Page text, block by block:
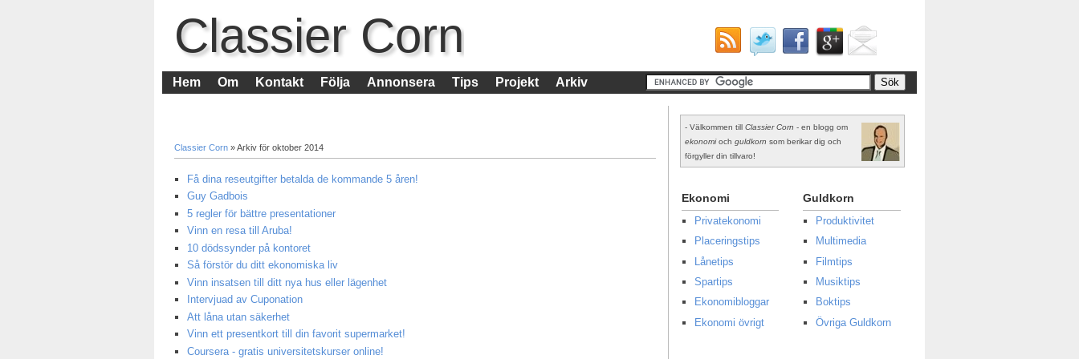
Classier Corn
Hem Om Kontakt Följa Annonsera Tips Projekt Arkiv
Classier Corn » Arkiv för oktober 2014
Få dina reseutgifter betalda de kommande 5 åren!
Guy Gadbois
5 regler för bättre presentationer
Vinn en resa till Aruba!
10 dödssynder på kontoret
Så förstör du ditt ekonomiska liv
Vinn insatsen till ditt nya hus eller lägenhet
Intervjuad av Cuponation
Att låna utan säkerhet
Vinn ett presentkort till din favorit supermarket!
Coursera - gratis universitetskurser online!
- Välkommen till Classier Corn - en blogg om
ekonomioch guldkorn som berikar dig och
förgyller din tillvaro!
Ekonomi
Privatekonomi
Placeringstips
Lånetips
Spartips
Ekonomibloggar
Ekonomi övrigt
Guldkorn
Produktivitet
Multimedia
Filmtips
Musiktips
Boktips
Övriga Guldkorn